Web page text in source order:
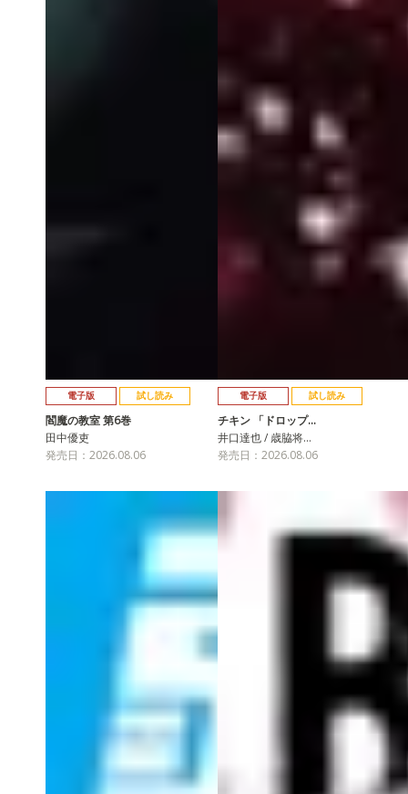
電子版 試し読み
閻魔の教室 第6巻
田中優吏
発売日：2026.08.06
電子版 試し読み
チキン 「ドロップ…
井口達也 / 歳脇将…
発売日：2026.08.06